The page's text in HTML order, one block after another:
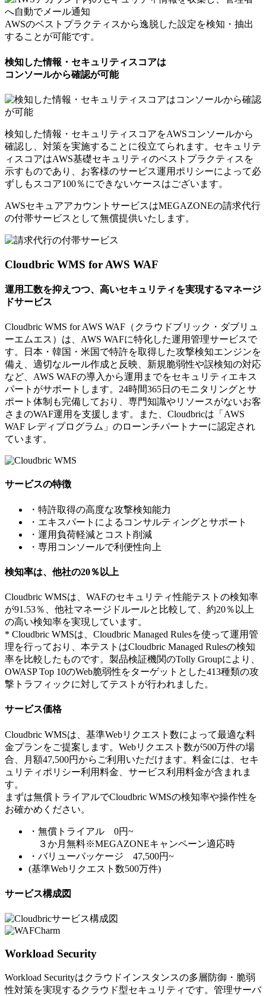
AWSのベストプラクティスから逸脱した設定を検知・抽出
することが可能です。
検知した情報・セキュリティスコアは
コンソールから確認が可能
検知した情報・セキュリティスコアをAWSコンソールから
確認し、対策を実施することに役立てられます。セキュリテ
ィスコアはAWS基礎セキュリティのベストプラクティスを
示すものであり、お客様のサービス運用ポリシーによって必
ずしもスコア100％にできないケースはございます。
AWSセキュアアカウントサービスはMEGAZONEの請求代行
の付帯サービスとして無償提供いたします。
Cloudbric WMS for AWS WAF
運用工数を抑えつつ、高いセキュリティを実現するマネージ
ドサービス
Cloudbric WMS for AWS WAF（クラウドブリック・ダブリュ
ーエムエス）は、AWS WAFに特化した運用管理サービスで
す。日本・韓国・米国で特許を取得した攻撃検知エンジンを
備え、適切なルール作成と反映、新規脆弱性や誤検知の対応
など、AWS WAFの導入から運用までをセキュリティエキス
パートがサポートします。24時間365日のモニタリングとサ
ポート体制も完備しており、専門知識やリソースがないお客
さまのWAF運用を支援します。また、Cloudbricは「AWS
WAF レディプログラム」のローンチパートナーに認定され
ています。
サービスの特徴
・特許取得の高度な攻撃検知能力
・エキスパートによるコンサルティングとサポート
・運用負荷軽減とコスト削減
・専用コンソールで利便性向上
検知率は、他社の20％以上
Cloudbric WMSは、WAFのセキュリティ性能テストの検知率
が91.53％、他社マネージドルールと比較して、約20％以上
の高い検知率を実現しています。
* Cloudbric WMSは、Cloudbric Managed Rulesを使って運用管
理を行っており、本テストはCloudbric Managed Rulesの検知
率を比較したものです。製品検証機関のTolly Groupにより、
OWASP Top 10のWeb脆弱性をターゲットとした413種類の攻
撃トラフィックに対してテストが行われました。
サービス価格
Cloudbric WMSは、基準Webリクエスト数によって最適な料
金プランをご提案します。Webリクエスト数が500万件の場
合、月額47,500円からご利用いただけます。料金には、セキ
ュリティポリシー利用料金、サービス利用料金が含まれま
す。
まずは無償トライアルでCloudbric WMSの検知率や操作性を
お確かめください。
・無償トライアル 0円~
３か月無料※MEGAZONEキャンペーン適応時
・バリューパッケージ 47,500円~
(基準Webリクエスト数500万件)
サービス構成図
Workload Security
Workload Securityはクラウドインスタンスの多層防御・脆弱
性対策を実現するクラウド型セキュリティです。管理サーバ